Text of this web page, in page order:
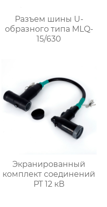
Разъем шины U-
образного типа MLQ-
15/630
Экранированный
комплект соединений
PT 12 кВ